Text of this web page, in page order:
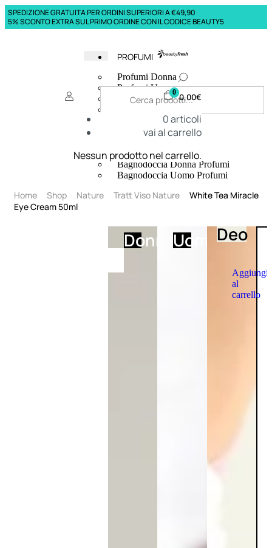
SPEDIZIONE GRATUITA PER ORDINI SUPERIORI A €49,90
5% SCONTO EXTRA SUL PRIMO ORDINE CON IL CODICE BEAUTY5
PROFUMI
Profumi Donna
Profumi Uomo
Deodoranti Donna
Corpo Donna
Corpo Uomo
Creme Mani
Bagnodoccia Donna Profumi
Bagnodoccia Uomo Profumi
DonnaUomoDeo
Aggiungi
al
carrello
0 0,00€
0articoli
vai al carrello
Nessun prodotto nel carrello.
Home Shop Nature Tratt Viso Nature
White Tea Miracle
Eye Cream 50ml